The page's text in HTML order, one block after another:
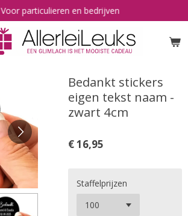
Voor particulieren en bedrijven
Bedankt stickers
eigen tekst naam -
zwart 4cm
€ 16,95
Staffelprijzen